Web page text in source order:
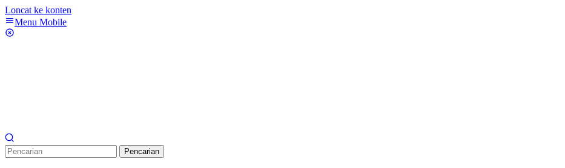
Loncat ke konten
Menu Mobile
Pencarian